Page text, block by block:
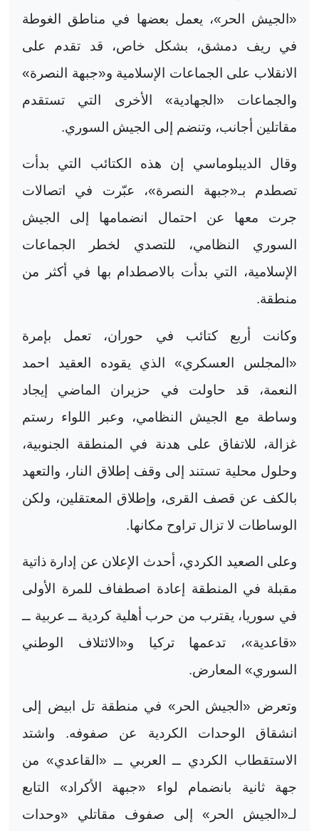
«الجيش الحر»، يعمل بعضها في مناطق الغوطة
في ريف دمشق، بشكل خاص، قد تقدم على
الانقلاب على الجماعات الإسلامية و«جبهة النصرة»
والجماعات «الجهادية» الأخرى التي تستقدم
مقاتلين أجانب، وتنضم إلى الجيش السوري.
وقال الديبلوماسي إن هذه الكتائب التي بدأت
تصطدم بـ«جبهة النصرة»، عبّرت في اتصالات
جرت معها عن احتمال انضمامها إلى الجيش
السوري النظامي، للتصدي لخطر الجماعات
الإسلامية، التي بدأت بالاصطدام بها في أكثر من
منطقة.
وكانت أربع كتائب في حوران، تعمل بإمرة
«المجلس العسكري» الذي يقوده العقيد احمد
النعمة، قد حاولت في حزيران الماضي إيجاد
وساطة مع الجيش النظامي، وعبر اللواء رستم
غزالة، للاتفاق على هدنة في المنطقة الجنوبية،
وحلول محلية تستند إلى وقف إطلاق النار، والتعهد
بالكف عن قصف القرى، وإطلاق المعتقلين، ولكن
الوساطات لا تزال تراوح مكانها.
وعلى الصعيد الكردي، أحدث الإعلان عن إدارة ذاتية
مقبلة في المنطقة إعادة اصطفاف للمرة الأولى
في سوريا، يقترب من حرب أهلية كردية ــ عربية ــ
«قاعدية»، تدعمها تركيا و«الائتلاف الوطني
السوري» المعارض.
وتعرض «الجيش الحر» في منطقة تل ابيض إلى
انشقاق الوحدات الكردية عن صفوفه. واشتد
الاستقطاب الكردي ــ العربي ــ «القاعدي» من
جهة ثانية بانضمام لواء «جبهة الأكراد» التابع
لـ«الجيش الحر» إلى صفوف مقاتلي «وحدات